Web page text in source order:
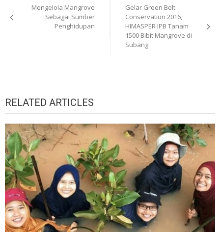
posMengelola Mangrove
Sebagai Sumber
Penghidupan
Gelar Green Belt
Conservation 2016,
HIMASPER IPB Tanam
1500 Bibit Mangrove di
Subang
RELATED ARTICLES